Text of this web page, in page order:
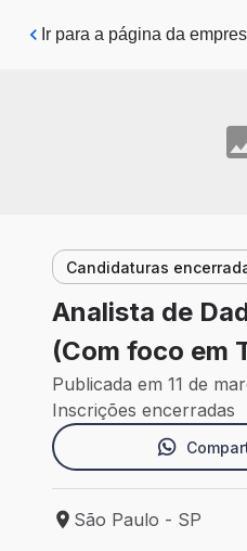
Pular para o conteúdo
Ir para a página da
Candidaturas
Analista de
(Com foco em
Publicada em 11 de
Inscrições encerradas
Local de trabalho: São
São Paulo - SP